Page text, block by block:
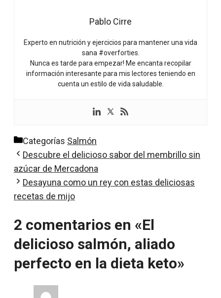
Pablo Cirre
Experto en nutrición y ejercicios para mantener una vida
sana #overforties.
Nunca es tarde para empezar! Me encanta recopilar
información interesante para mis lectores teniendo en
cuenta un estilo de vida saludable.
Categorías Salmón
Descubre el delicioso sabor del membrillo sin
azúcar de Mercadona
Desayuna como un rey con estas deliciosas
recetas de mijo
2 comentarios en «El
delicioso salmón, aliado
perfecto en la dieta keto»